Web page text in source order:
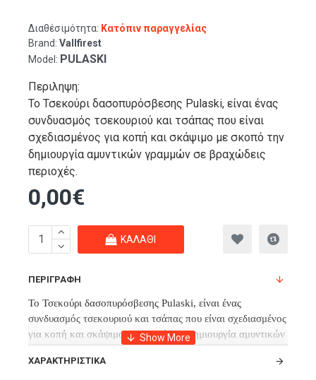
Διαθέσιμότητα: Κατόπιν παραγγελίας
Brand: Vallfirest
Model: PULASKI
Περιληψη:
Το Τσεκούρι δασοπυρόσβεσης Pulaski, είναι ένας
συνδυασμός τσεκουριού και τσάπας που είναι
σχεδιασμένος για κοπή και σκάψιμο με σκοπό την
δημιουργία αμυντικών γραμμών σε βραχώδεις
περιοχές.
0,00€
ΚΑΛΆΘΙ
ΠΕΡΙΓΡΑΦΉ
Το Τσεκούρι δασοπυρόσβεσης Pulaski, είναι ένας
συνδυασμός τσεκουριού και τσάπας που είναι σχεδιασμένος
για κοπή και σκάψιμο με σκοπό την δημιουργία αμυντικών
ΧΑΡΑΚΤΗΡΙΣΤΙΚΆ